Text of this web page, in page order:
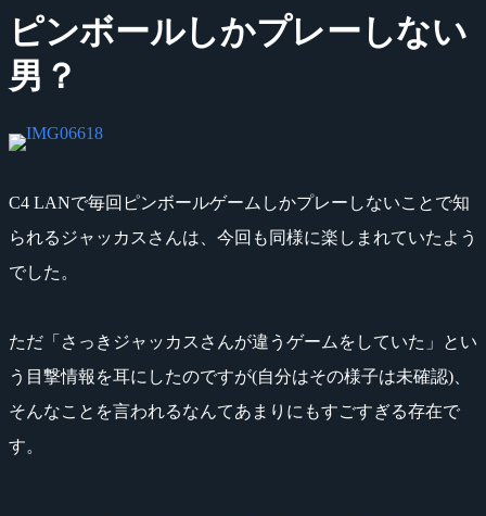
ピンボールしかプレーしない
男？
C4 LANで毎回ピンボールゲームしかプレーしないことで知
られるジャッカスさんは、今回も同様に楽しまれていたよう
でした。
ただ「さっきジャッカスさんが違うゲームをしていた」とい
う目撃情報を耳にしたのですが(自分はその様子は未確認)、
そんなことを言われるなんてあまりにもすごすぎる存在で
す。